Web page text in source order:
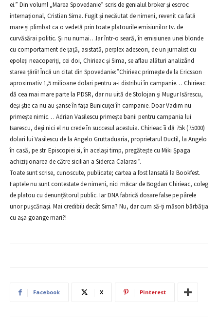
ei.” Din voluml „Marea Spovedanie” scris de genialul broker și escroc
internațional, Cristian Sima. Fugit și necăutat de nimeni, revenit ca fată
mare și plimbat ca o vedetă prin toate platourile emisiunilor tv. de
curvăsărai politic. Și nu numai…Iar într-o seară, în emisiunea unei blonde
cu comportament de țață, asistată, perplex adeseori, de un jurnalist cu
epoleți neacoperiți, cei doi, Chirieac și Sima, se aflau alături analizând
starea țării! Încă un citat din Spovedanie:”Chirieac primește de la Ericsson
aproximativ 1,5 milioane dolari pentru a-i distribui în campanie… Chirieac
dă cea mai mare parte la PDSR, dar nu uită de Stolojan și Mugur Isărescu,
deși știe ca nu au șanse în fața Bunicuței în campanie. Doar Vadim nu
primește nimic… Adrian Vasilescu primește banii pentru campania lui
Isarescu, deși nici el nu crede în succesul acestuia. Chirieac îi dă 75k (75000)
dolari lui Vasilescu de la Angelo Gruttaduaria, proprietarul Ductil, la Angelo
în casă, pe str. Episcopiei si, în același timp, pregătește cu Miki Șpaga
achiziționarea de către sicilian a Siderca Calarasi”.
Toate sunt scrise, cunoscute, publicate; cartea a fost lansată la Bookfest.
Faptele nu sunt contestate de nimeni, nici măcar de Bogdan Chirieac, coleg
de platou cu denunțătorul public. Iar DNA fabrică dosare false pe pârele
unor pușcăriași. Mai credibili decât Sima? Nu, dar cum să-ți măsori bărbăția
cu așa goange mari?!
Facebook X Pinterest